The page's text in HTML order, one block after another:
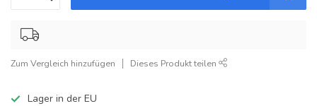
Zum Vergleich hinzufügen Dieses Produkt teilen
Lager in der EU